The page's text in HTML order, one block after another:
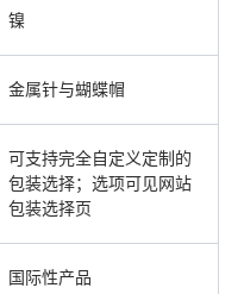
镍
金属针与蝴蝶帽
可支持完全自定义定制的
包装选择；选项可见网站
包装选择页
国际性产品